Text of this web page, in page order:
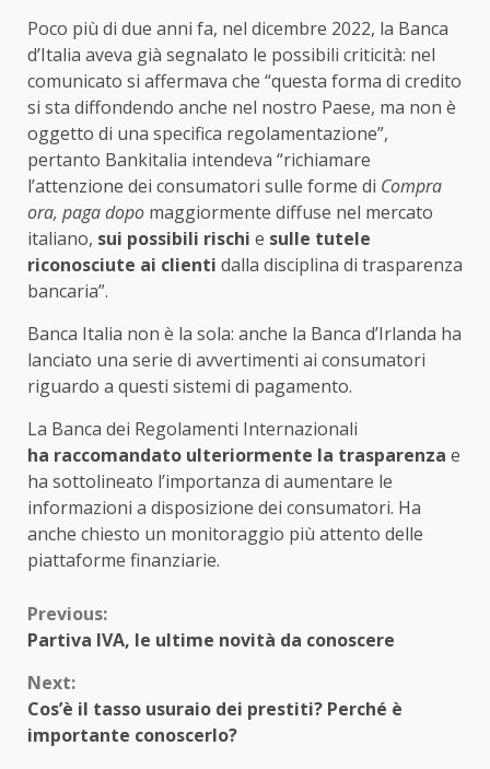
Poco più di due anni fa, nel dicembre 2022, la Banca
d’Italia aveva già segnalato le possibili criticità: nel
comunicato si affermava che “questa forma di credito
si sta diffondendo anche nel nostro Paese, ma non è
oggetto di una specifica regolamentazione”,
pertanto Bankitalia intendeva “richiamare
l’attenzione dei consumatori sulle forme di Compra
ora, paga dopo maggiormente diffuse nel mercato
italiano, sui possibili rischi e sulle tutele
riconosciute ai clienti dalla disciplina di trasparenza
bancaria”.
Banca Italia non è la sola: anche la Banca d’Irlanda ha
lanciato una serie di avvertimenti ai consumatori
riguardo a questi sistemi di pagamento.
La Banca dei Regolamenti Internazionali
ha raccomandato ulteriormente la trasparenza e
ha sottolineato l’importanza di aumentare le
informazioni a disposizione dei consumatori. Ha
anche chiesto un monitoraggio più attento delle
piattaforme finanziarie.
Continue
Previous:
Partiva IVA, le ultime novità da conoscere
Next:
Cos’è il tasso usuraio dei prestiti? Perché è
importante conoscerlo?